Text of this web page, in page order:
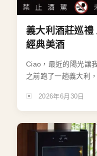
義大利酒莊巡
經典美酒
Ciao，最近的陽光讓
之前跑了一趟義大利
2026年6月30日